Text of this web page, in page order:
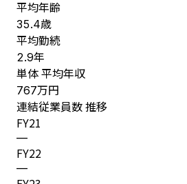
平均年齢
35.4歳
平均勤続
2.9年
単体 平均年収
767万円
連結従業員数 推移
FY21
—
FY22
—